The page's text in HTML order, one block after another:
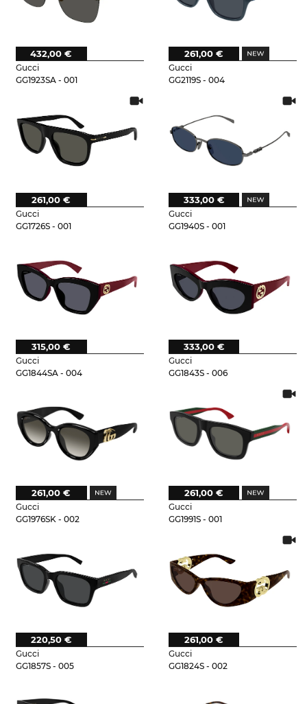
Gucci
GG1923SA - 001
432,00 €
Gucci
GG2119S - 004
261,00 €
Gucci
GG1726S - 001
261,00 €
Gucci
GG1940S - 001
333,00 €
Gucci
GG1844SA - 004
315,00 €
Gucci
GG1843S - 006
333,00 €
Gucci
GG1976SK - 002
261,00 €
Gucci
GG1991S - 001
261,00 €
Gucci
GG1857S - 005
220,50 €
Gucci
GG1824S - 002
261,00 €